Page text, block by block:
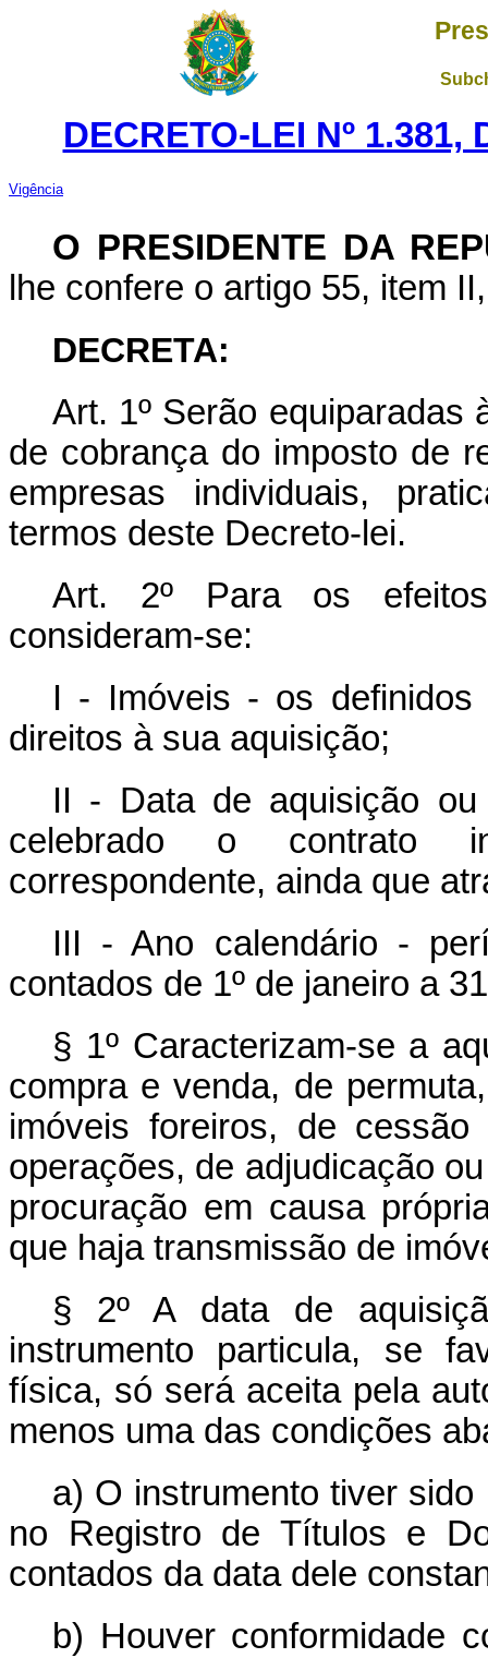
DECRETO-LEI Nº 1.381,
Vigência
O PRESIDENTE DA
lhe confere o artigo 55, item
DECRETA:
Art. 1º Serão
de cobrança do imposto de
empresas individuais,
termos deste Decreto-lei.
Art. 2º Para os
consideram-se:
I - Imóveis - os
direitos à sua aquisição;
II - Data de aquisição
celebrado o contrato
correspondente, ainda que
III - Ano calendário -
contados de 1º de janeiro a
§ 1º Caracterizam-se a
compra e venda, de
imóveis foreiros, de
operações, de adjudicação
procuração em causa
que haja transmissão de
§ 2º A data de
instrumento particula, se
física, só será aceita pela
menos uma das condições
a) O instrumento tiver
no Registro de Títulos e
contados da data dele
b) Houver conformidade